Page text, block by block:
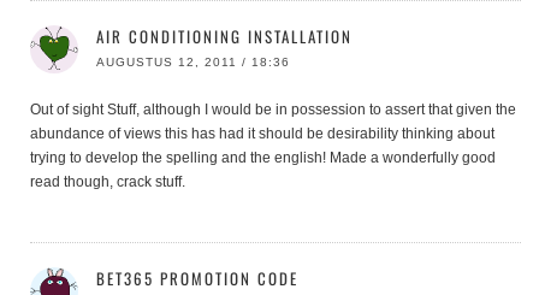
AIR CONDITIONING INSTALLATION
AUGUSTUS 12, 2011 / 18:36
Out of sight Stuff, although I would be in possession to assert that given the
abundance of views this has had it should be desirability thinking about
trying to develop the spelling and the english! Made a wonderfully good
read though, crack stuff.
BET365 PROMOTION CODE